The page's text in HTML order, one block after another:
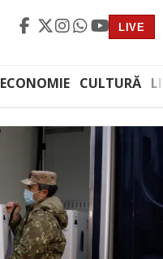
LIVE
ECONOMIE CULTURĂ